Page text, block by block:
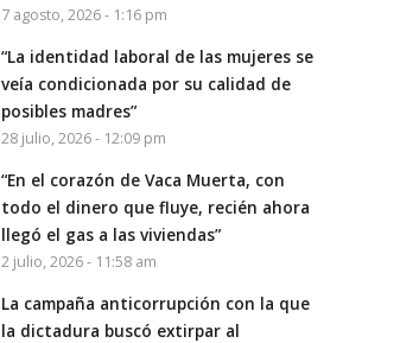
7 agosto, 2026 - 1:16 pm
“La identidad laboral de las mujeres se
veía condicionada por su calidad de
posibles madres”
28 julio, 2026 - 12:09 pm
“En el corazón de Vaca Muerta, con
todo el dinero que fluye, recién ahora
llegó el gas a las viviendas”
2 julio, 2026 - 11:58 am
La campaña anticorrupción con la que
la dictadura buscó extirpar al